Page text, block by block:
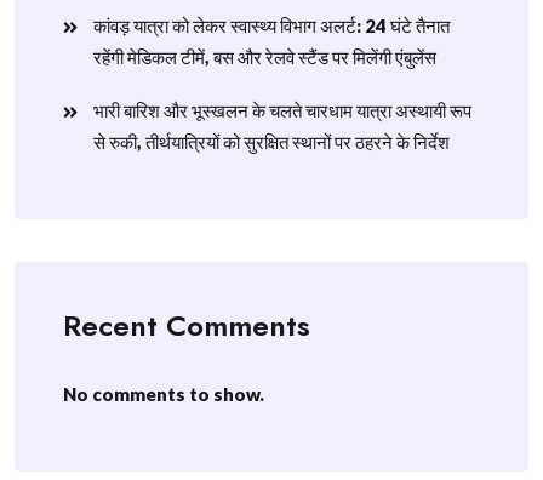
​कांवड़ यात्रा को लेकर स्वास्थ्य विभाग अलर्ट: 24 घंटे तैनात
रहेंगी मेडिकल टीमें, बस और रेलवे स्टैंड पर मिलेंगी एंबुलेंस
​भारी बारिश और भूस्खलन के चलते चारधाम यात्रा अस्थायी रूप
से रुकी, तीर्थयात्रियों को सुरक्षित स्थानों पर ठहरने के निर्देश
Recent Comments
No comments to show.